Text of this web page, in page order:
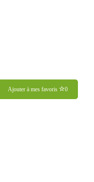
Ajouter à mes favoris 0